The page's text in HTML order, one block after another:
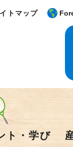
トマップ
ト・学び